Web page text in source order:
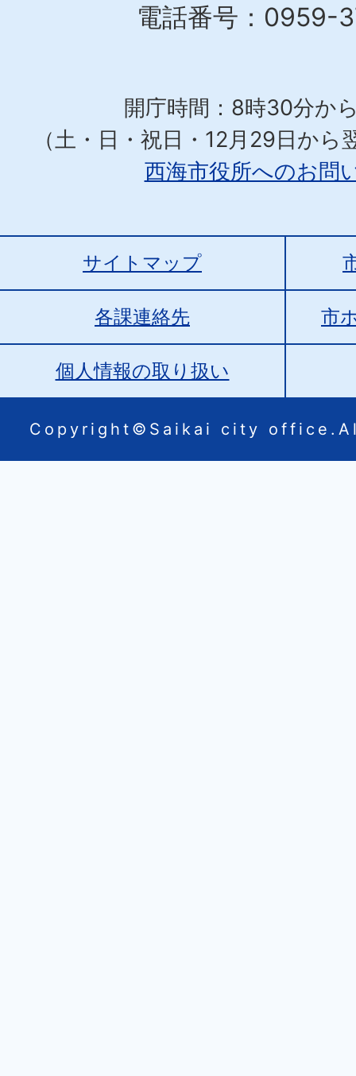
電話番号：0959-
開庁時間：8時30分か
（土・日・祝日・12月29日から
西海市役所へのお問
サイトマップ
各課連絡先 市
個人情報の取り扱い
Copyright©Saikai city